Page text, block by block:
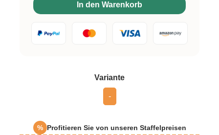
Varianteauswählen
-
% Profitieren Sie von unseren Staffelpreisen
In den Warenkorb